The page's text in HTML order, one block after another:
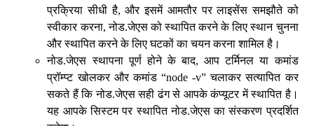
प्रक्रिया सीधी है, और इसमें आमतौर पर लाइसेंस समझौते को
स्वीकार करना, नोड.जेएस को स्थापित करने के लिए स्थान चुनना
और स्थापित करने के लिए घटकों का चयन करना शामिल है।
नोड.जेएस स्थापना पूर्ण होने के बाद, आप टर्मिनल या कमांड
प्रॉम्प्ट खोलकर और कमांड “node -v” चलाकर सत्यापित कर
सकते हैं कि नोड.जेएस सही ढंग से आपके कंप्यूटर में स्थापित है।
यह आपके सिस्टम पर स्थापित नोड.जेएस का संस्करण प्रदर्शित